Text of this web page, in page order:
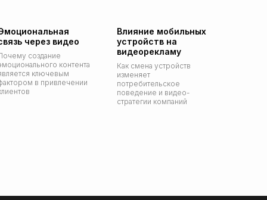
через видео
создание
контента
ключевым
в привлечении
Влияние мобильных
устройств на
видеорекламу
Как смена устройств
изменяет
потребительское
поведение и видео-
стратегии компаний